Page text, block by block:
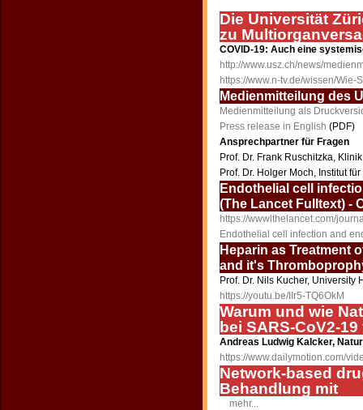
Die Universität
zu
COVID-19: Auch eine
http://www.usz.ch/news/
https://www.n-tv.de/wissen/
Medienmitteilung des
Medienmitteilung als
Press release in English (PDF)
Ansprechpartner für Fragen
Prof. Dr. Frank Ruschitzka,
Prof. Dr. Holger Moch, Institut
Endothelial cell
(The Lancet Fulltext) -
https://wwwlthelancet.com/
Endothelial cell infection and
Heparin as Treatment
and it's
Prof. Dr. Nils Kucher, University
https://youtu.be/IIr5-TQ6OkM
Warum und wie
bei SARS-CoV2-
Andreas Ludwig Kalcker,
https://www.dailymotion.com/
Network-based
Behandlung mit
mehr...